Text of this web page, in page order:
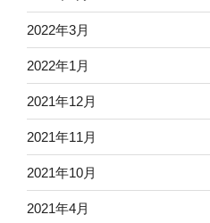
2022年3月
2022年1月
2021年12月
2021年11月
2021年10月
2021年4月